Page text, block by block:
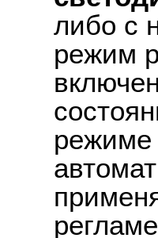
либо с
режим
режиме